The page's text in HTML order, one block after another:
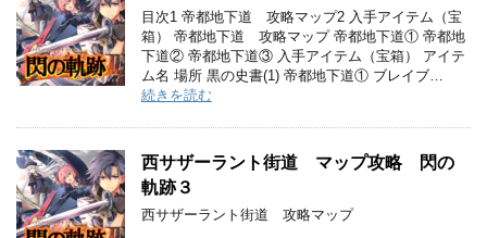
目次1 帝都地下道 攻略マップ2 入手アイテム（宝
箱） 帝都地下道 攻略マップ 帝都地下道① 帝都地
下道② 帝都地下道③ 入手アイテム（宝箱） アイテ
ム名 場所 黒の史書(1) 帝都地下道① ブレイブ…
続きを読む
西サザーラント街道 マップ攻略 閃の
軌跡３
西サザーラント街道 攻略マップ